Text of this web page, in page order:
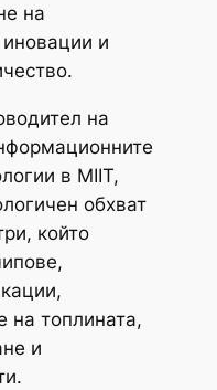
на
и
на
в MIIT,
обхват
който
на топлината,
и